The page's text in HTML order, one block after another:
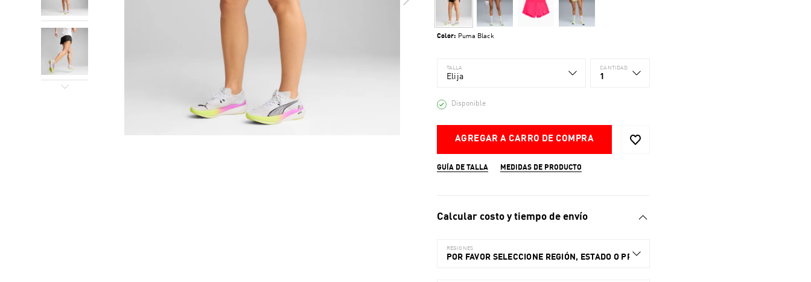
Color: Puma Black
TALLA
Elija
CANTIDAD
1
Disponible
AGREGAR A CARRO DE COMPRA
GUÍA DE TALLA MEDIDAS DE PRODUCTO
Calcular costo y tiempo de envío
REGIONES
POR FAVOR SELECCIONE REGIÓN, ESTADO O PROVINCIA.